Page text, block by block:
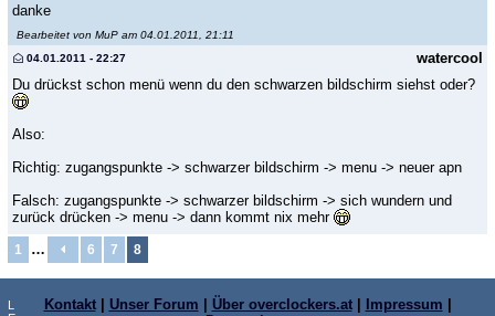
danke
Bearbeitet von MuP am 04.01.2011, 21:11
watercool
04.01.2011 - 22:27
Du drückst schon menü wenn du den schwarzen bildschirm siehst oder?
Also:
Richtig: zugangspunkte -> schwarzer bildschirm -> menu -> neuer apn
Falsch: zugangspunkte -> schwarzer bildschirm -> sich wundern und
zurück drücken -> menu -> dann kommt nix mehr
1 … 6 7 8
L
Kontakt| Unser Forum Über overclockers.at| Impressum